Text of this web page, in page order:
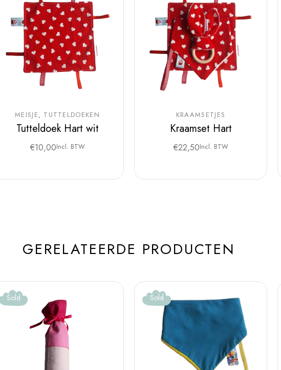
MEISJE TUTTELDOEKEN
Tutteldoek Hart wit
€10,00Incl. BTW
KRAAMSETJES
Kraamset Hart
€22,50Incl. BTW
GERELATEERDE PRODUCTEN
Sold Sold